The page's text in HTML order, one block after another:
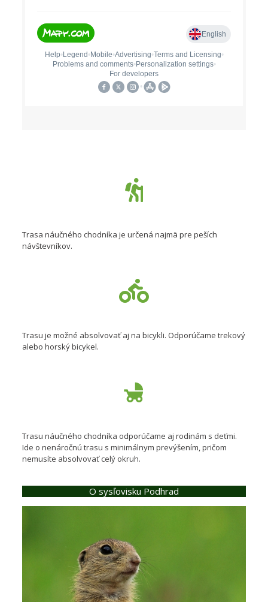
Trasa náučného chodníka je určená najmä pre peších
návštevníkov.
Trasu je možné absolvovať aj na bicykli. Odporúčame trekový
alebo horský bicykel.
Trasu náučného chodníka odporúčame aj rodinám s deťmi.
Ide o nenáročnú trasu s minimálnym prevýšením, pričom
nemusíte absolvovať celý okruh.
O sysľovisku Podhrad